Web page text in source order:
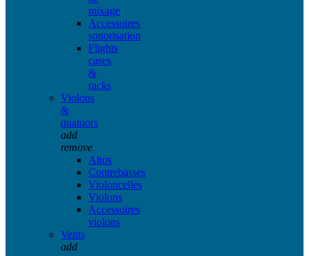
mixage
Accessoires
sonorisation
Flights
cases
&
racks
Violons
&
quatuors
add
remove
Altos
Contrebasses
Violoncelles
Violons
Accessoires
violons
Vents
add